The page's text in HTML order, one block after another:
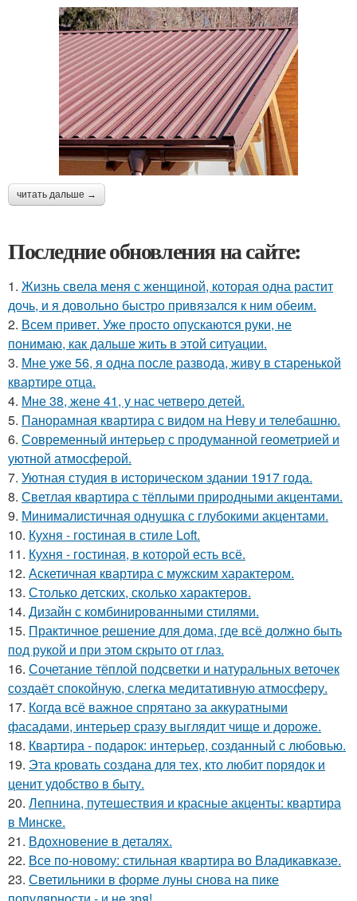
читать дальше →
Последние обновления на сайте:
1. Жизнь свела меня с женщиной, которая одна растит
дочь, и я довольно быстро привязался к ним обеим.
2. Всем привет. Уже просто опускаются руки, не
понимаю, как дальше жить в этой ситуации.
3. Мне уже 56, я одна после развода, живу в старенькой
квартире отца.
4. Мне 38, жене 41, у нас четверо детей.
5. Панорамная квартира с видом на Неву и телебашню.
6. Современный интерьер с продуманной геометрией и
уютной атмосферой.
7. Уютная студия в историческом здании 1917 года.
8. Светлая квартира с тёплыми природными акцентами.
9. Минималистичная однушка с глубокими акцентами.
10. Кухня - гостиная в стиле Loft.
11. Кухня - гостиная, в которой есть всё.
12. Аскетичная квартира с мужским характером.
13. Столько детских, сколько характеров.
14. Дизайн с комбинированными стилями.
15. Практичное решение для дома, где всё должно быть
под рукой и при этом скрыто от глаз.
16. Сочетание тёплой подсветки и натуральных веточек
создаёт спокойную, слегка медитативную атмосферу.
17. Когда всё важное спрятано за аккуратными
фасадами, интерьер сразу выглядит чище и дороже.
18. Квартира - подарок: интерьер, созданный с любовью.
19. Эта кровать создана для тех, кто любит порядок и
ценит удобство в быту.
20. Лепнина, путешествия и красные акценты: квартира
в Минске.
21. Вдохновение в деталях.
22. Все по-новому: стильная квартира во Владикавказе.
23. Светильники в форме луны снова на пике